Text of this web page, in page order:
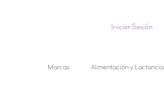
Iniciar Sesión
Marcas Alimentación y Lactancia